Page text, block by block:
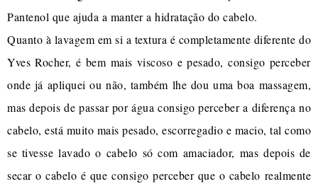
Pantenol que ajuda a manter a hidratação do cabelo.
Quanto à lavagem em si a textura é completamente diferente do
Yves Rocher, é bem mais viscoso e pesado, consigo perceber
onde já apliquei ou não, também lhe dou uma boa massagem,
mas depois de passar por água consigo perceber a diferença no
cabelo, está muito mais pesado, escorregadio e macio, tal como
se tivesse lavado o cabelo só com amaciador, mas depois de
secar o cabelo é que consigo perceber que o cabelo realmente